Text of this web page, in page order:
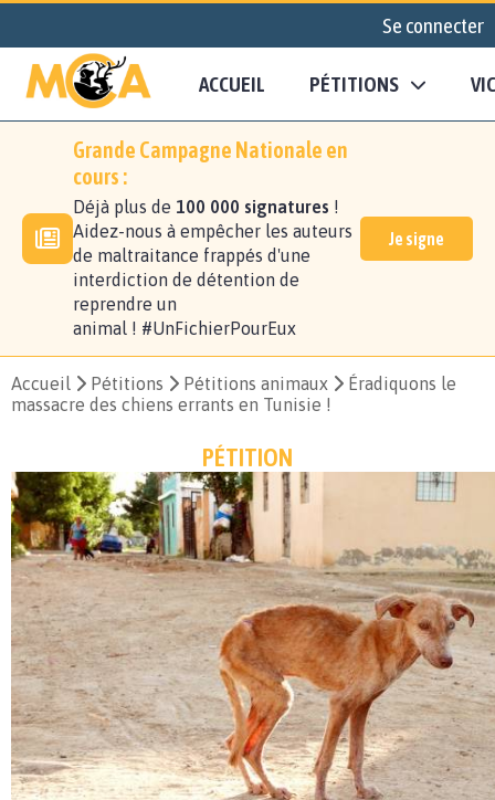
Se connecter
ACCUEIL PÉTITIONS
Grande Campagne Nationale en
cours :
Déjà plus de 100 000 signatures !
Aidez-nous à empêcher les auteurs
de maltraitance frappés d'une
interdiction de détention de
reprendre un
animal ! #UnFichierPourEux
Je signe
Accueil Pétitions Pétitions animaux
Éradiquons le
massacre des chiens errants en Tunisie !
PÉTITION